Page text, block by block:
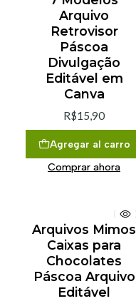
Arquivo
Retrovisor
Páscoa
Divulgação
Editável em
Canva
R$15,90
Agregar al carro
Comprar ahora
Arquivos Mimos
Caixas para
Chocolates
Páscoa Arquivo
Editável